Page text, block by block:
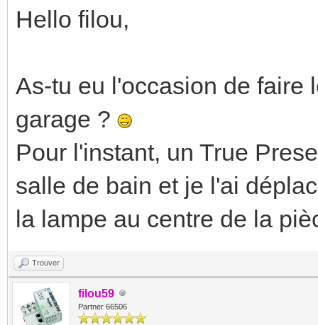
Hello filou,
As-tu eu l'occasion de faire
garage ?
Pour l'instant, un True
salle de bain et je l'ai
la lampe au centre de la
Trouver
filou59
Partner 66506